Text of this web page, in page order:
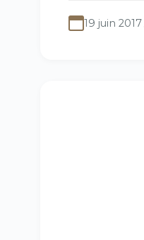
19 juin 2017